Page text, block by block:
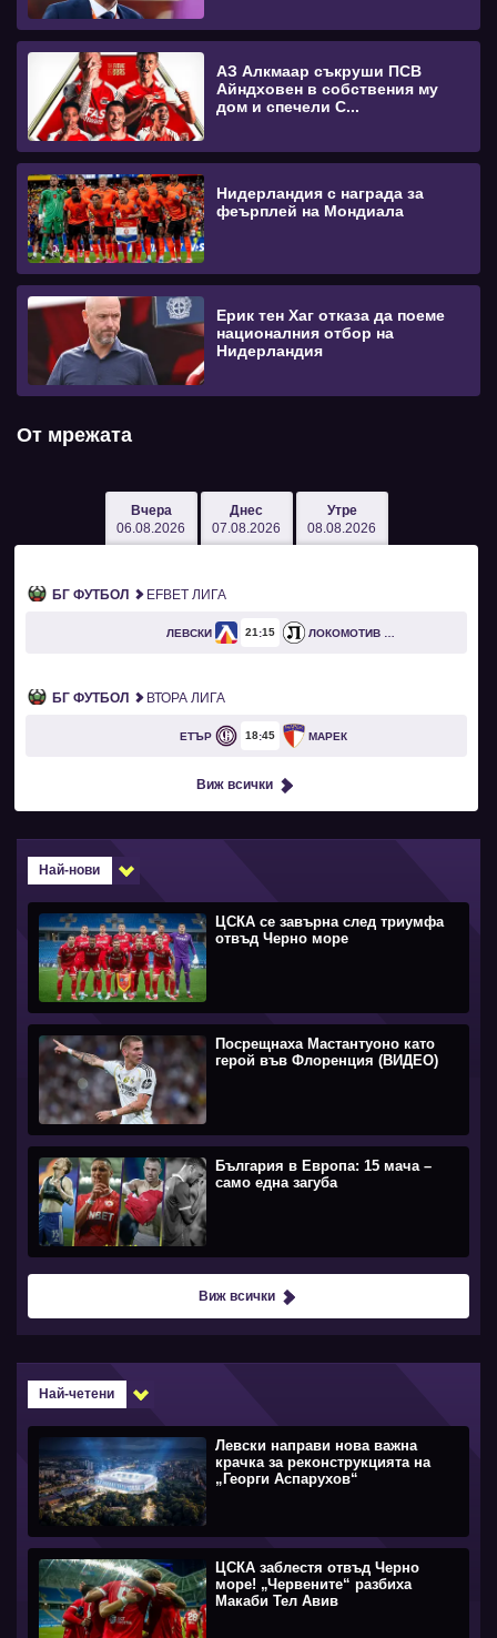
АЗ Алкмаар съкруши ПСВ
Айндховен в собствения му
дом и спечели С...
Нидерландия с награда за
феърплей на Мондиала
Ерик тен Хаг отказа да поеме
националния отбор на
Нидерландия
От мрежата
Вчера
06.08.2026
Днес
07.08.2026
Утре
08.08.2026
БГ ФУТБОЛ EFBET ЛИГА
ЛЕВСКИ 21 15 ЛОКОМОТИВ ПЛОВДИВ
БГ ФУТБОЛ ВТОРА ЛИГА
ЕТЪР 18 45 МАРЕК
Виж всички
Най-нови
ЦСКА се завърна след триумфа
отвъд Черно море
Посрещнаха Мастантуоно като
герой във Флоренция (ВИДЕО)
България в Европа: 15 мача –
само една загуба
Виж всички
Най-четени
Левски направи нова важна
крачка за реконструкцията на
„Георги Аспарухов“
ЦСКА заблестя отвъд Черно
море! „Червените“ разбиха
Макаби Тел Авив